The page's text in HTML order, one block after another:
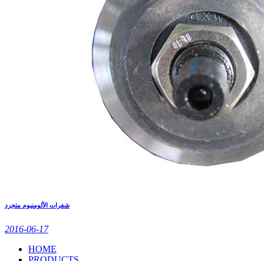
شفرات الألومنيوم متجرد
2016-06-17
HOME